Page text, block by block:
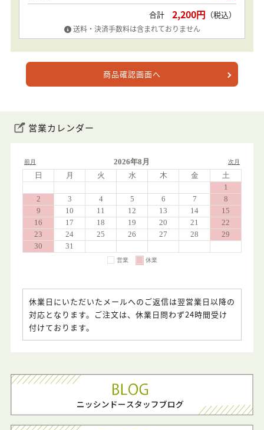
合計2,200円 （税込）
送料・決済手数料は含まれておりません
商品確認画面へ
営業カレンダー
休業日にいただいたメールへのご返信は翌営業日以降の
対応となります。ご注文は、休業日問わず24時間受け
付けております。